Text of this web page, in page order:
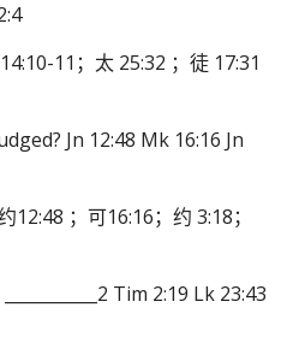
11；太 25:32 ；徒 17:31
Jn 12:48 Mk 16:16 Jn
；可16:16；约 3:18；
Tim 2:19 Lk 23:43